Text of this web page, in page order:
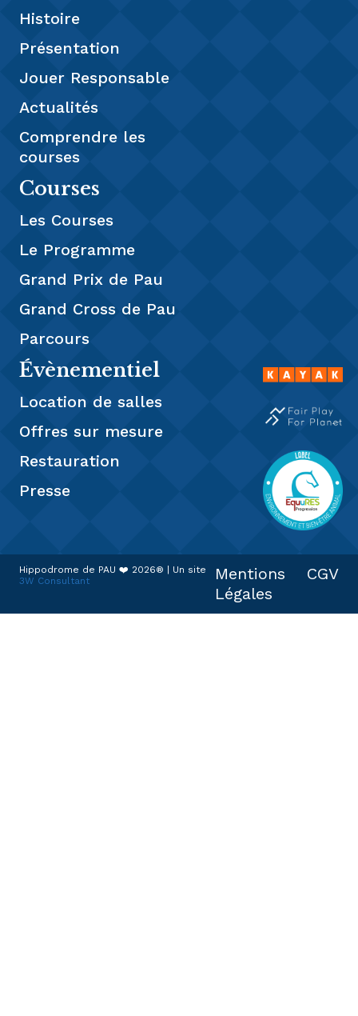
Histoire
Présentation
Jouer Responsable
Actualités
Comprendre les
courses
Courses
Les Courses
Le Programme
Grand Prix de Pau
Grand Cross de Pau
Parcours
Évènementiel
Location de salles
Offres sur mesure
Restauration
Presse
Hippodrome de PAU ❤️ 2026® | Un site
3W Consultant
Mentions
Légales
CGV